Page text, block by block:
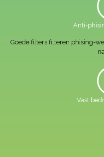
Anti-
Goede filters filteren phising-
Vast